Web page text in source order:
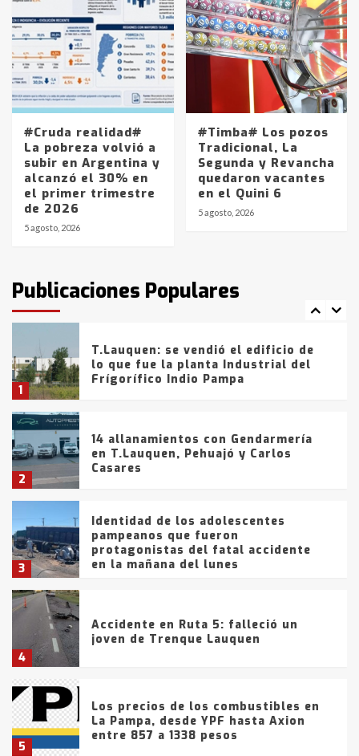
#Cruda realidad#
La pobreza volvió a
subir en Argentina y
alcanzó el 30% en
el primer trimestre
de 2026
5 agosto, 2026
#Timba# Los pozos
Tradicional, La
Segunda y Revancha
quedaron vacantes
en el Quini 6
5 agosto, 2026
Publicaciones Populares
4
joven de Trenque Lauquen
Los precios de los combustibles en
La Pampa, desde YPF hasta Axion
entre 857 a 1338 pesos
6
La Bolsa de Cereales de Bahía
Blanca anticipa que Agosto vendrá
con lluvias y heladas, en gran parte
fueron detenidos por
comercialización de drogas en la
tarde del sábado
1
T.Lauquen: se vendió el edificio de
lo que fue la planta Industrial del
Frígorífico Indio Pampa
2
14 allanamientos con Gendarmería
en T.Lauquen, Pehuajó y Carlos
Casares
3
Identidad de los adolescentes
pampeanos que fueron
protagonistas del fatal accidente
en la mañana del lunes
4
Accidente en Ruta 5: falleció un
joven de Trenque Lauquen
5
Los precios de los combustibles en
La Pampa, desde YPF hasta Axion
entre 857 a 1338 pesos